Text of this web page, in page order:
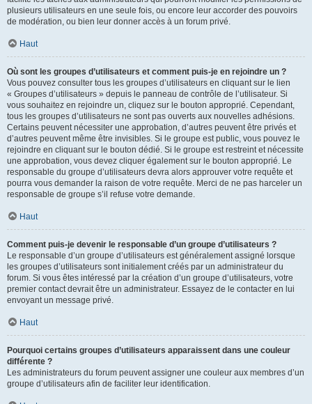
plusieurs utilisateurs en une seule fois, ou encore leur accorder des pouvoirs
de modération, ou bien leur donner accès à un forum privé.
Haut
Où sont les groupes d’utilisateurs et comment puis-je en rejoindre un ?
Vous pouvez consulter tous les groupes d’utilisateurs en cliquant sur le lien
« Groupes d’utilisateurs » depuis le panneau de contrôle de l’utilisateur. Si
vous souhaitez en rejoindre un, cliquez sur le bouton approprié. Cependant,
tous les groupes d’utilisateurs ne sont pas ouverts aux nouvelles adhésions.
Certains peuvent nécessiter une approbation, d’autres peuvent être privés et
d’autres peuvent même être invisibles. Si le groupe est public, vous pouvez le
rejoindre en cliquant sur le bouton dédié. Si le groupe est restreint et nécessite
une approbation, vous devez cliquer également sur le bouton approprié. Le
responsable du groupe d’utilisateurs devra alors approuver votre requête et
pourra vous demander la raison de votre requête. Merci de ne pas harceler un
responsable de groupe s’il refuse votre demande.
Haut
Comment puis-je devenir le responsable d’un groupe d’utilisateurs ?
Le responsable d’un groupe d’utilisateurs est généralement assigné lorsque
les groupes d’utilisateurs sont initialement créés par un administrateur du
forum. Si vous êtes intéressé par la création d’un groupe d’utilisateurs, votre
premier contact devrait être un administrateur. Essayez de le contacter en lui
envoyant un message privé.
Haut
Pourquoi certains groupes d’utilisateurs apparaissent dans une couleur
différente ?
Les administrateurs du forum peuvent assigner une couleur aux membres d’un
groupe d’utilisateurs afin de faciliter leur identification.